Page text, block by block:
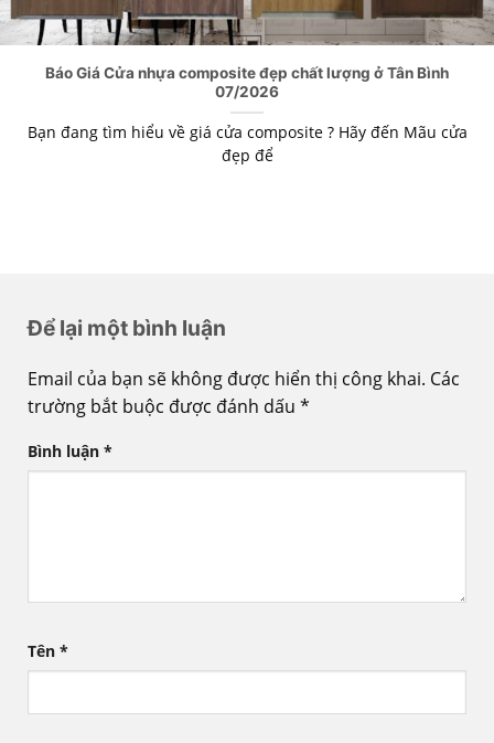
Báo Giá Cửa nhựa composite đẹp chất lượng ở Tân Bình
07/2026
Bạn đang tìm hiểu về giá cửa composite ? Hãy đến Mãu cửa
đẹp để
Để lại một bình luận
Email của bạn sẽ không được hiển thị công khai. Các
trường bắt buộc được đánh dấu *
Bình luận *
Tên *